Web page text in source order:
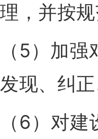
理，并按
（5）加
发现、纠
（6）对